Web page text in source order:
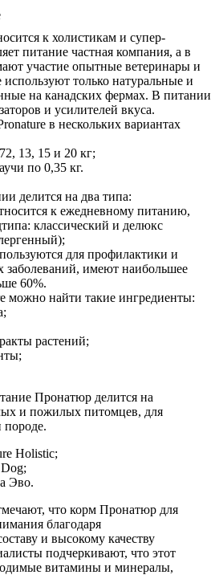
к холистикам и супер-
питание частная компания, а в
участие опытные ветеринары и
только натуральные и
на канадских фермах. В питании
и усилителей вкуса.
в нескольких вариантах
13, 15 и 20 кг;
по 0,35 кг.
делится на два типа:
к ежедневному питанию,
классический и делюкс
для профилактики и
заболеваний, имеют наибольшее
60%.
можно найти такие ингредиенты:
растений;
Пронатюр делится на
и пожилых питомцев, для
породе.
Holistic;
Эво.
что корм Пронатюр для
благодаря
и высокому качеству
подчеркивают, что этот
витамины и минералы,